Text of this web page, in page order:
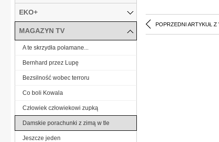
POPRZEDNI ARTYKUŁ Z
EKO+
MAGAZYN TV
A te skrzydła połamane...
Bernhard przez Lupę
Bezsilność wobec terroru
Co boli Kowala
Człowiek człowiekowi zupką
Damskie porachunki z zimą w tle
Jeszcze jeden